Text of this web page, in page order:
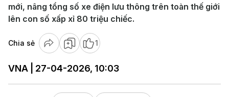
mới, nâng tổng số xe điện lưu thông trên toàn thế giới
lên con số xấp xỉ 80 triệu chiếc.
Chia sẻ 1
VNA | 27-04-2026, 10:03